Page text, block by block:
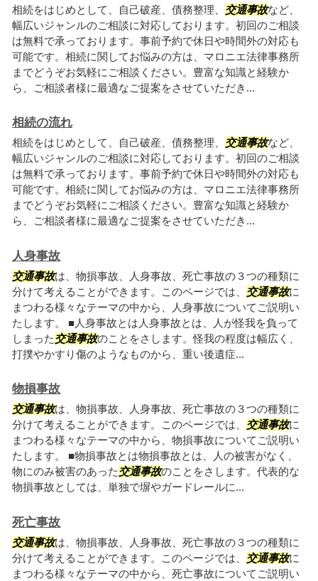
相続をはじめとして、自己破産、債務整理、 交通事故など、
幅広いジャンルのご相談に対応しております。初回のご相談
は無料で承っております。事前予約で休日や時間外の対応も
可能です。相続に関してお悩みの方は、マロニエ法律事務所
までどうぞお気軽にご相談ください。豊富な知識と経験か
ら、ご相談者様に最適なご提案をさせていただき...
相続の流れ
相続をはじめとして、自己破産、債務整理、 交通事故など、
幅広いジャンルのご相談に対応しております。初回のご相談
は無料で承っております。事前予約で休日や時間外の対応も
可能です。相続に関してお悩みの方は、マロニエ法律事務所
までどうぞお気軽にご相談ください。豊富な知識と経験か
ら、ご相談者様に最適なご提案をさせていただき...
人身事故
交通事故は、物損事故、人身事故、死亡事故の３つの種類に
分けて考えることができます。このページでは、 交通事故に
まつわる様々なテーマの中から、人身事故についてご説明い
たします。 ■人身事故とは人身事故とは、人が怪我を負って
しまった交通事故のことをさします。怪我の程度は幅広く、
打撲やかすり傷のようなものから、重い後遺症...
物損事故
交通事故は、物損事故、人身事故、死亡事故の３つの種類に
分けて考えることができます。このページでは、 交通事故に
まつわる様々なテーマの中から、物損事故についてご説明い
たします。 ■物損事故とは物損事故とは、人の被害がなく、
物にのみ被害のあった交通事故のことをさします。代表的な
物損事故としては、単独で塀やガードレールに...
死亡事故
交通事故は、物損事故、人身事故、死亡事故の３つの種類に
分けて考えることができます。このページでは、 交通事故に
まつわる様々なテーマの中から、死亡事故についてご説明い